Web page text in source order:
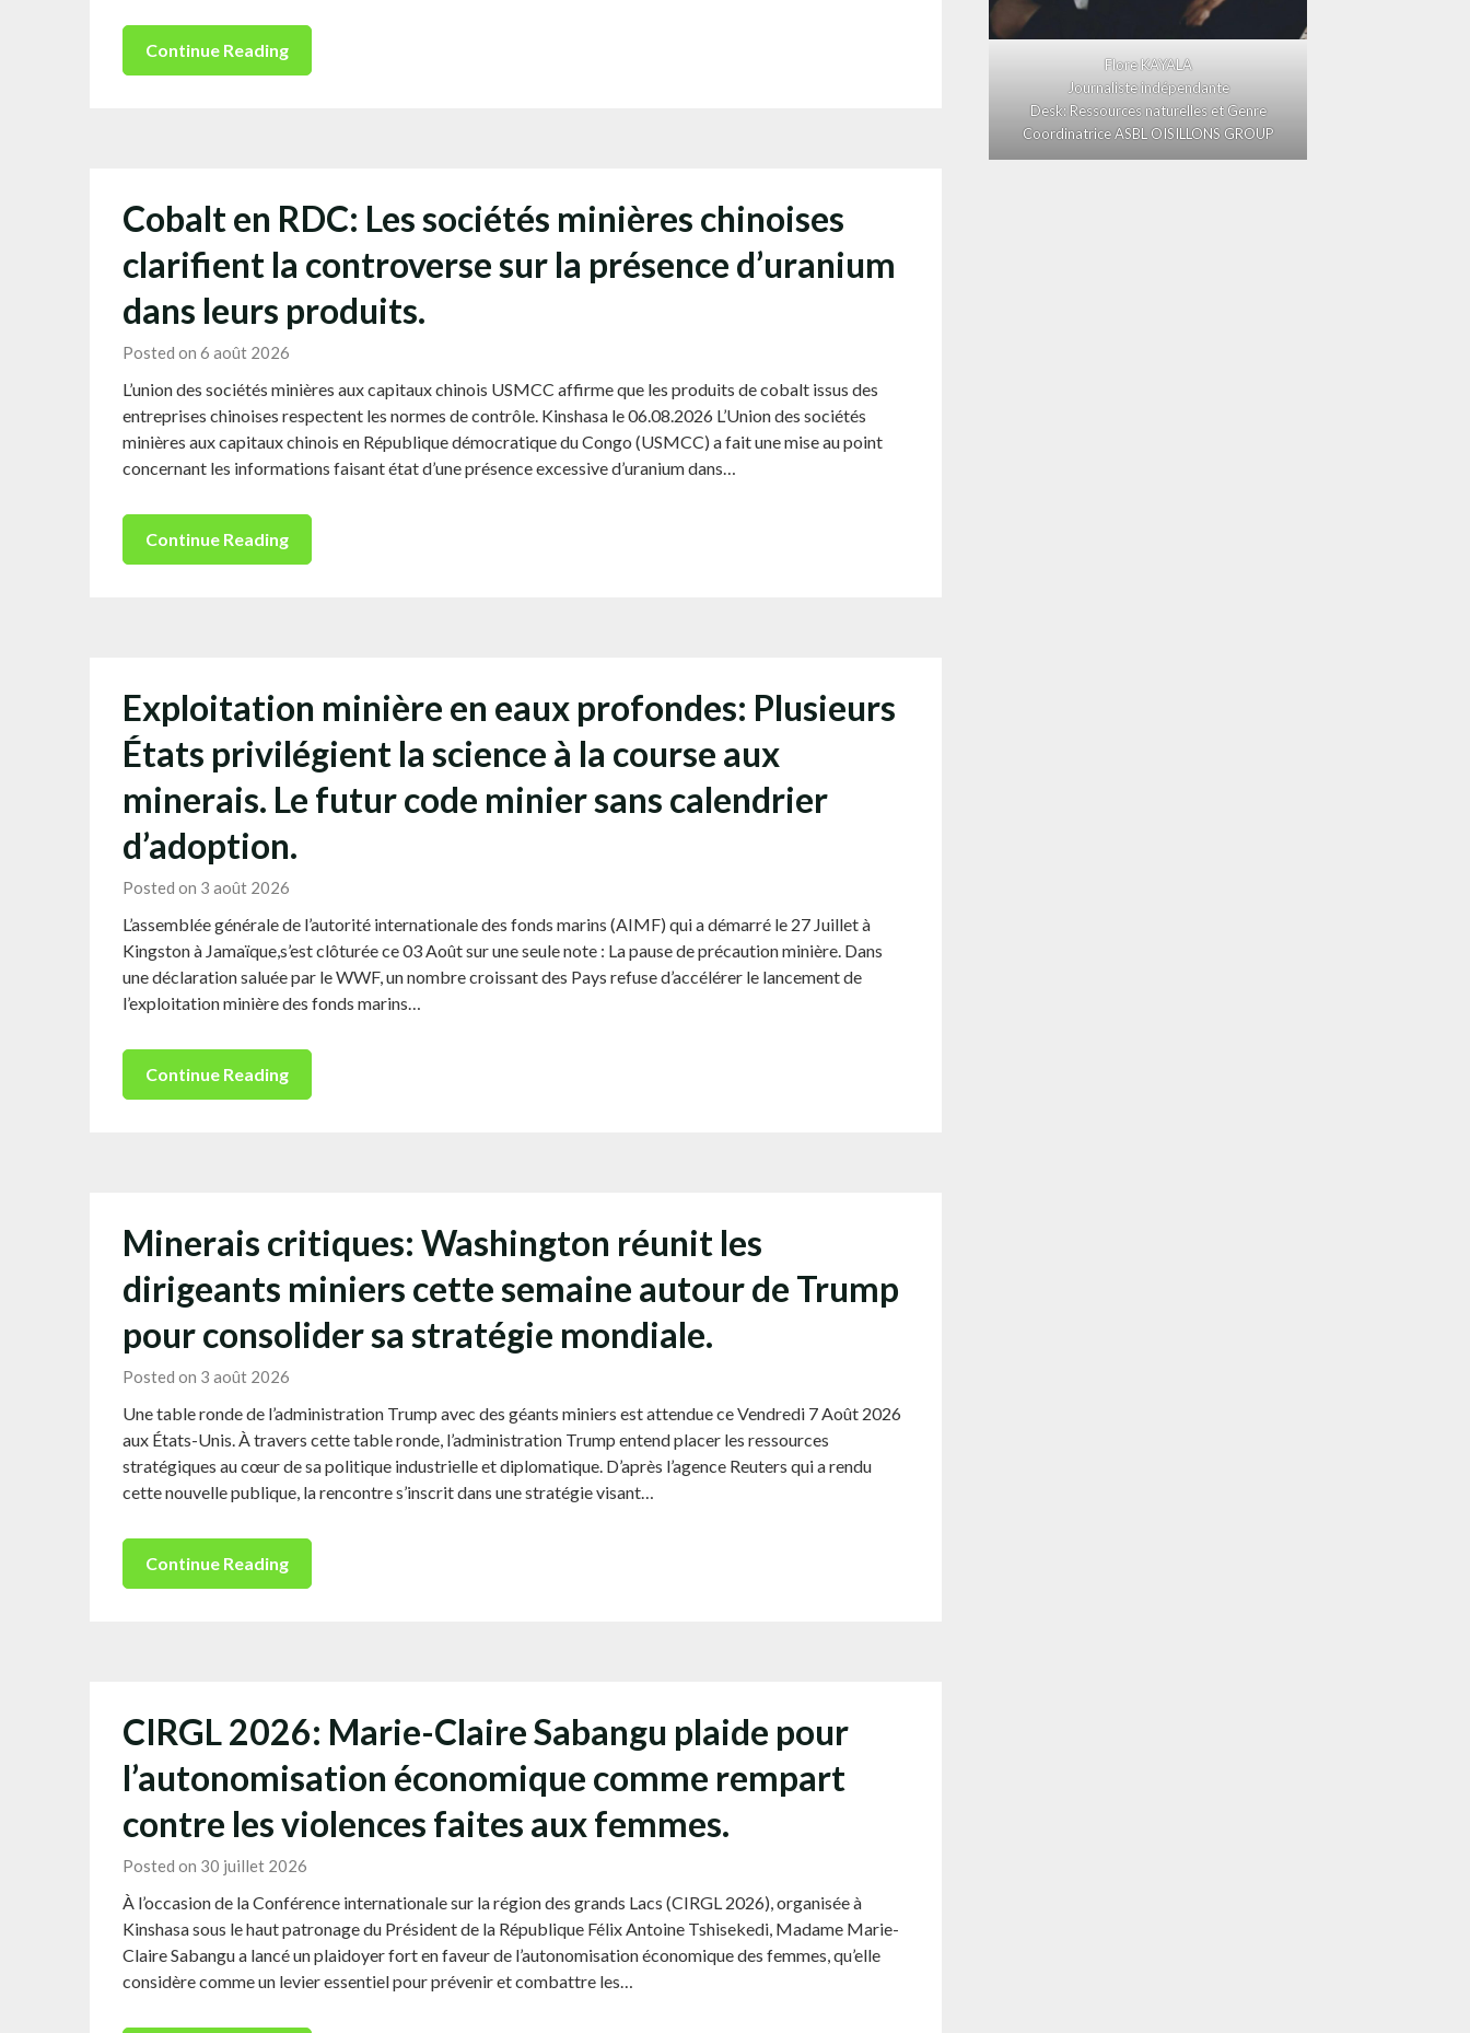
Continue Reading
Cobalt en RDC: Les sociétés minières chinoises
clarifient la controverse sur la présence d’uranium
dans leurs produits.
Posted on 6 août 2026
L’union des sociétés minières aux capitaux chinois USMCC affirme que les produits de cobalt issus des
entreprises chinoises respectent les normes de contrôle. Kinshasa le 06.08.2026 L’Union des sociétés
minières aux capitaux chinois en République démocratique du Congo (USMCC) a fait une mise au point
concernant les informations faisant état d’une présence excessive d’uranium dans…
Continue Reading
Exploitation minière en eaux profondes: Plusieurs
États privilégient la science à la course aux
minerais. Le futur code minier sans calendrier
d’adoption.
Posted on 3 août 2026
L’assemblée générale de l’autorité internationale des fonds marins (AIMF) qui a démarré le 27 Juillet à
Kingston à Jamaïque,s’est clôturée ce 03 Août sur une seule note : La pause de précaution minière. Dans
une déclaration saluée par le WWF, un nombre croissant des Pays refuse d’accélérer le lancement de
l’exploitation minière des fonds marins…
Continue Reading
Minerais critiques: Washington réunit les
dirigeants miniers cette semaine autour de Trump
pour consolider sa stratégie mondiale.
Posted on 3 août 2026
Une table ronde de l’administration Trump avec des géants miniers est attendue ce Vendredi 7 Août 2026
aux États-Unis. À travers cette table ronde, l’administration Trump entend placer les ressources
stratégiques au cœur de sa politique industrielle et diplomatique. D’après l’agence Reuters qui a rendu
cette nouvelle publique, la rencontre s’inscrit dans une stratégie visant…
Continue Reading
CIRGL 2026: Marie-Claire Sabangu plaide pour
l’autonomisation économique comme rempart
contre les violences faites aux femmes.
Posted on 30 juillet 2026
À l’occasion de la Conférence internationale sur la région des grands Lacs (CIRGL 2026), organisée à
Kinshasa sous le haut patronage du Président de la République Félix Antoine Tshisekedi, Madame Marie-
Claire Sabangu a lancé un plaidoyer fort en faveur de l’autonomisation économique des femmes, qu’elle
considère comme un levier essentiel pour prévenir et combattre les…
Flore KAYALA
Journaliste indépendante
Desk: Ressources naturelles et Genre
Coordinatrice ASBL OISILLONS GROUP